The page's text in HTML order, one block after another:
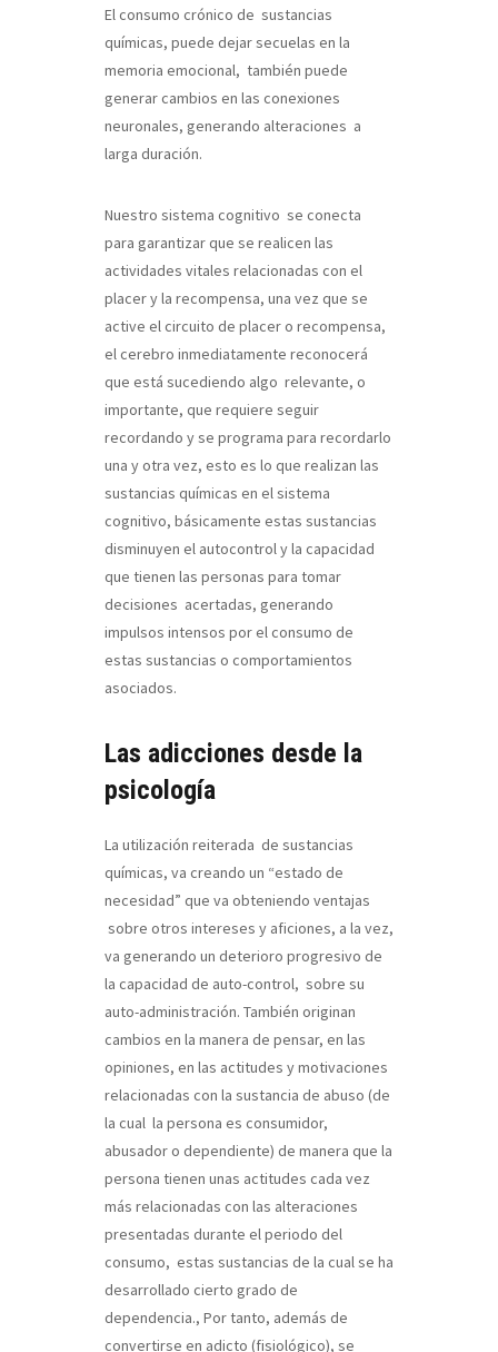
El consumo crónico de sustancias
químicas, puede dejar secuelas en la
memoria emocional, también puede
generar cambios en las conexiones
neuronales, generando alteraciones a
larga duración.
Nuestro sistema cognitivo se conecta
para garantizar que se realicen las
actividades vitales relacionadas con el
placer y la recompensa, una vez que se
active el circuito de placer o recompensa,
el cerebro inmediatamente reconocerá
que está sucediendo algo relevante, o
importante, que requiere seguir
recordando y se programa para recordarlo
una y otra vez, esto es lo que realizan las
sustancias químicas en el sistema
cognitivo, básicamente estas sustancias
disminuyen el autocontrol y la capacidad
que tienen las personas para tomar
decisiones acertadas, generando
impulsos intensos por el consumo de
estas sustancias o comportamientos
asociados.
Las adicciones desde la
psicología
La utilización reiterada de sustancias
químicas, va creando un “estado de
necesidad” que va obteniendo ventajas
sobre otros intereses y aficiones, a la vez,
va generando un deterioro progresivo de
la capacidad de auto-control, sobre su
auto-administración. También originan
cambios en la manera de pensar, en las
opiniones, en las actitudes y motivaciones
relacionadas con la sustancia de abuso (de
la cual la persona es consumidor,
abusador o dependiente) de manera que la
persona tienen unas actitudes cada vez
más relacionadas con las alteraciones
presentadas durante el periodo del
consumo, estas sustancias de la cual se ha
desarrollado cierto grado de
dependencia., Por tanto, además de
convertirse en adicto (fisiológico), se